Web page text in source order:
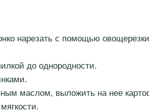
нарезать с помощью
до однородности.
маслом, выложить на нее